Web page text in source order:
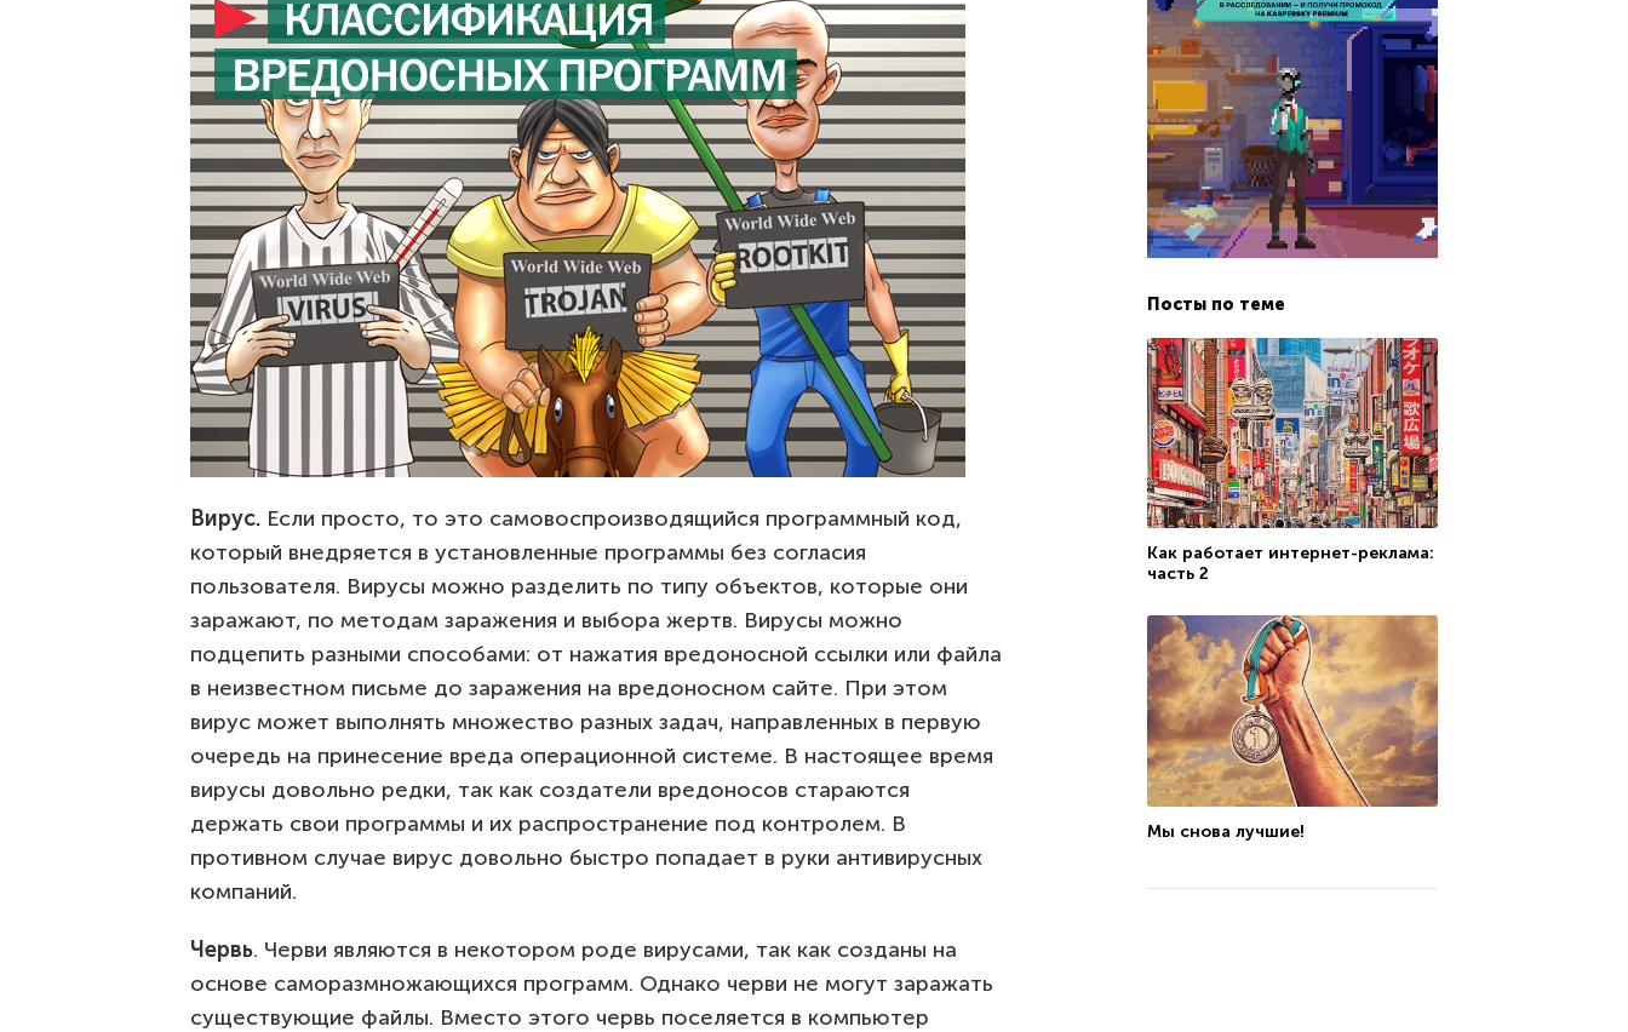
Вирус. Если просто, то это самовоспроизводящийся программный код,
который внедряется в установленные программы без согласия
пользователя. Вирусы можно разделить по типу объектов, которые они
заражают, по методам заражения и выбора жертв. Вирусы можно
подцепить разными способами: от нажатия вредоносной ссылки или файла
в неизвестном письме до заражения на вредоносном сайте. При этом
вирус может выполнять множество разных задач, направленных в первую
очередь на принесение вреда операционной системе. В настоящее время
вирусы довольно редки, так как создатели вредоносов стараются
держать свои программы и их распространение под контролем. В
противном случае вирус довольно быстро попадает в руки антивирусных
компаний.
Червь. Черви являются в некотором роде вирусами, так как созданы на
основе саморазмножающихся программ. Однако черви не могут заражать
существующие файлы. Вместо этого червь поселяется в компьютер
Посты по теме
Как работает интернет-реклама:
часть 2
Мы снова лучшие!